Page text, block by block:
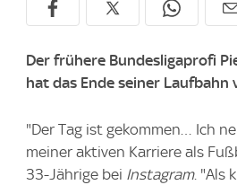
Der frühere Bundesligaprofi
hat das Ende seiner Laufbahn
"Der Tag ist gekommen… Ich
meiner aktiven Karriere als
33-Jährige bei Instagram. "Als